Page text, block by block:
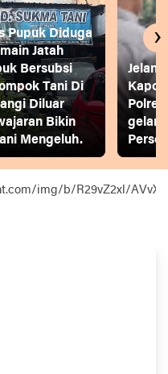
Pupuk Diduga
Jatah
Bersubsi
Tani Di
Diluar
Bikin
Mengeluh.
gelar
›
img/b/R29vZ2xl/